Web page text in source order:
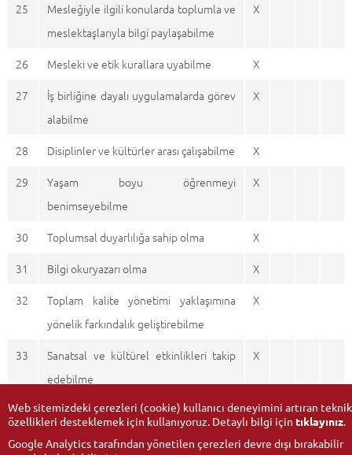
25
Mesleğiyle ilgili konularda toplumla ve
meslektaşlarıyla bilgi paylaşabilme
X
26 Mesleki ve etik kurallara uyabilme
X
27
İş birliğine dayalı uygulamalarda görev
alabilme
X
28 Disiplinler ve kültürler arası çalışabilme
X
29
Yaşam boyu öğrenmeyi
benimseyebilme
X
30 Toplumsal duyarlılığa sahip olma
X
31
Bilgi okuryazarı olma
X
32
Toplam kalite yönetimi yaklaşımına
yönelik farkındalık geliştirebilme
X
33
Sanatsal ve kültürel etkinlikleri takip
edebilme
X
Web sitemizdeki çerezleri (cookie) kullanıcı deneyimini artıran teknik
özellikleri desteklemek için kullanıyoruz. Detaylı bilgi için tıklayınız.
Google Analytics tarafından yönetilen çerezleri devre dışı bırakabilir